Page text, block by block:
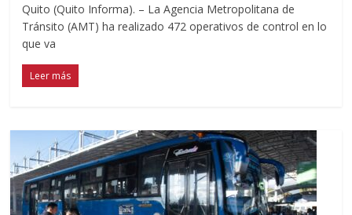
Quito (Quito Informa). – La Agencia Metropolitana de
Tránsito (AMT) ha realizado 472 operativos de control en lo
que va
Leer más